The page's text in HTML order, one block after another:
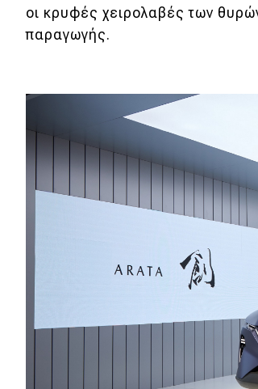
οι κρυφές χειρολαβές των
παραγωγής.